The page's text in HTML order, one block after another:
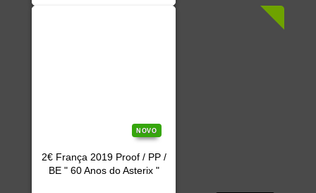
NOVO
2€ França 2019 Proof / PP /
BE " 60 Anos do Asterix "